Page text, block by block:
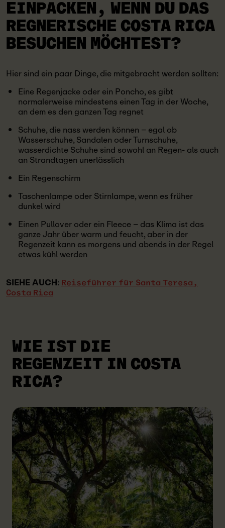
EINPACKEN, WENN DU DAS
REGNERISCHE COSTA RICA
BESUCHEN MÖCHTEST?
Hier sind ein paar Dinge, die mitgebracht werden sollten:
Eine Regenjacke oder ein Poncho, es gibt
normalerweise mindestens einen Tag in der Woche,
an dem es den ganzen Tag regnet
Schuhe, die nass werden können – egal ob
Wasserschuhe, Sandalen oder Turnschuhe,
wasserdichte Schuhe sind sowohl an Regen- als auch
an Strandtagen unerlässlich
Ein Regenschirm
Taschenlampe oder Stirnlampe, wenn es früher
dunkel wird
Einen Pullover oder ein Fleece – das Klima ist das
ganze Jahr über warm und feucht, aber in der
Regenzeit kann es morgens und abends in der Regel
etwas kühl werden
SIEHE AUCH: Reiseführer für Santa Teresa,
Costa Rica
WIE IST DIE
REGENZEIT IN COSTA
RICA?